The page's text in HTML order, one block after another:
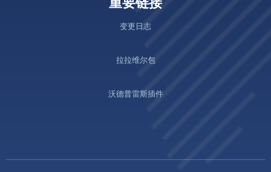
变更日志
拉拉维尔包
沃德普雷斯插件